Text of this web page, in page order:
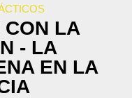
CON LA
- LA
EN LA